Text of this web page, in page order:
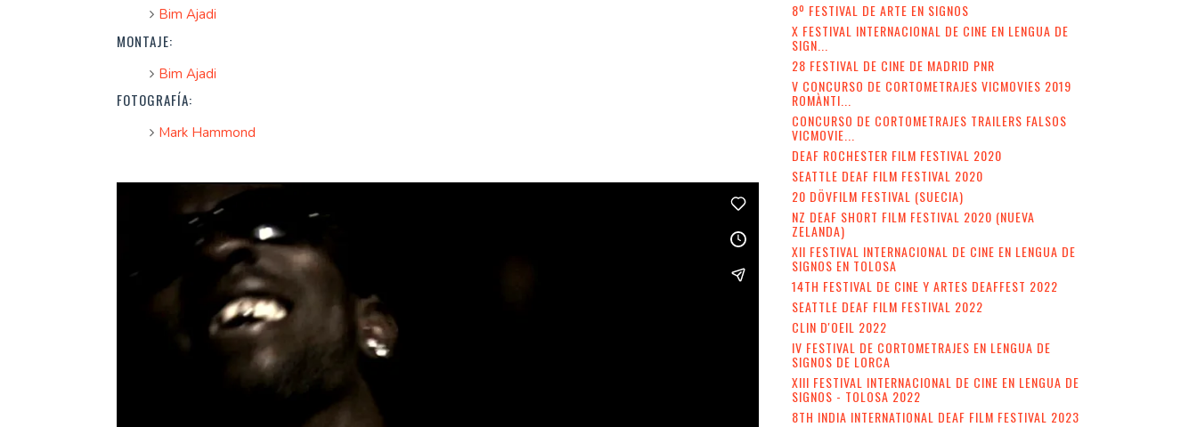
Bim Ajadi
MONTAJE:
Bim Ajadi
FOTOGRAFÍA:
Mark Hammond
8º FESTIVAL DE ARTE EN SIGNOS
X FESTIVAL INTERNACIONAL DE CINE EN LENGUA DE
SIGN...
28 FESTIVAL DE CINE DE MADRID PNR
V CONCURSO DE CORTOMETRAJES VICMOVIES 2019
ROMÀNTI...
CONCURSO DE CORTOMETRAJES TRAILERS FALSOS
VICMOVIE...
DEAF ROCHESTER FILM FESTIVAL 2020
SEATTLE DEAF FILM FESTIVAL 2020
20 DÖVFILM FESTIVAL (SUECIA)
NZ DEAF SHORT FILM FESTIVAL 2020 (NUEVA
ZELANDA)
XII FESTIVAL INTERNACIONAL DE CINE EN LENGUA DE
SIGNOS EN TOLOSA
14TH FESTIVAL DE CINE Y ARTES DEAFFEST 2022
SEATTLE DEAF FILM FESTIVAL 2022
CLIN D'OEIL 2022
IV FESTIVAL DE CORTOMETRAJES EN LENGUA DE
SIGNOS DE LORCA
XIII FESTIVAL INTERNACIONAL DE CINE EN LENGUA DE
SIGNOS - TOLOSA 2022
8TH INDIA INTERNATIONAL DEAF FILM FESTIVAL 2023